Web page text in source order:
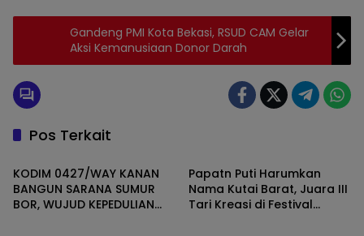
Gandeng PMI Kota Bekasi, RSUD CAM Gelar
Aksi Kemanusiaan Donor Darah
Pos Terkait
Daerah
KODIM 0427/WAY KANAN
BANGUN SARANA SUMUR
BOR, WUJUD KEPEDULIAN
Papatn Puti Harumkan
Nama Kutai Barat, Juara III
Tari Kreasi di Festival
Daerah Daerah